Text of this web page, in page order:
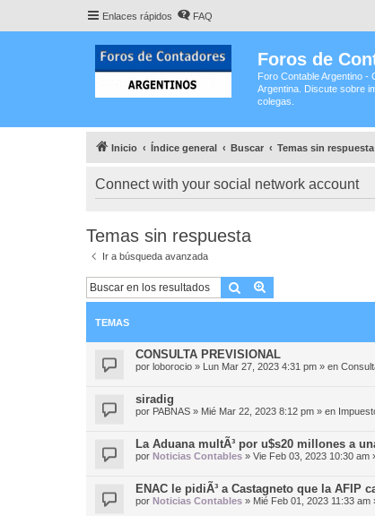
Enlaces rápidos FAQ
Foros de
Foro Contable Argentino -
Argentina. Discute sobre
colegas.
Inicio Índice general Buscar Temas sin respuesta
Connect with your social network account
Temas sin respuesta
Ir a búsqueda avanzada
Buscar
TEMAS
CONSULTA PREVISIONAL
por loborocio » Lun Mar 27, 2023 4:31 pm » en
siradig
por PABNAS » Mié Mar 22, 2023 8:12 pm » en
La Aduana multÃ³ por u$s20 millones a
por Noticias Contables » Vie Feb 03, 2023 10:30 am
ENAC le pidiÃ³ a Castagneto que la AFIP
por Noticias Contables » Mié Feb 01, 2023 11:33 am